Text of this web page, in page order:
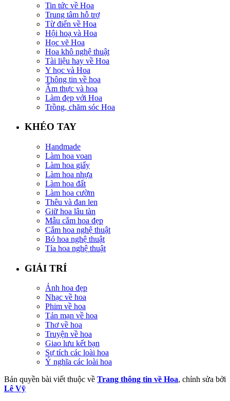
Tin tức về Hoa
Trung tâm hỗ trợ
Từ điển về Hoa
Hội hoạ và Hoa
Học vẽ Hoa
Hoa khô nghệ thuật
Tài liệu hay về Hoa
Y học và Hoa
Thông tin về hoa
Ẩm thực và hoa
Làm đẹp với Hoa
Trồng, chăm sóc Hoa
KHÉO TAY
Handmade
Làm hoa voan
Làm hoa giấy
Làm hoa nhựa
Làm hoa đất
Làm hoa cườm
Thêu và đan len
Giữ hoa lâu tàn
Mẫu cắm hoa đẹp
Cắm hoa nghệ thuật
Bó hoa nghệ thuật
Tỉa hoa nghệ thuật
GIẢI TRÍ
Ảnh hoa đẹp
Nhạc về hoa
Phim về hoa
Tản mạn về hoa
Thơ về hoa
Truyện về hoa
Giao lưu kết bạn
Sự tích các loài hoa
Ý nghĩa các loài hoa
Bản quyền bài viết thuộc về Trang thông tin về Hoa, chỉnh sửa bởi
Lê Vỹ